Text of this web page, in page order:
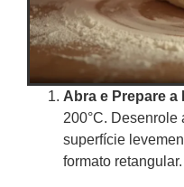
Abra e Prepare a
200°C. Desenrole
superfície
formato retangular.